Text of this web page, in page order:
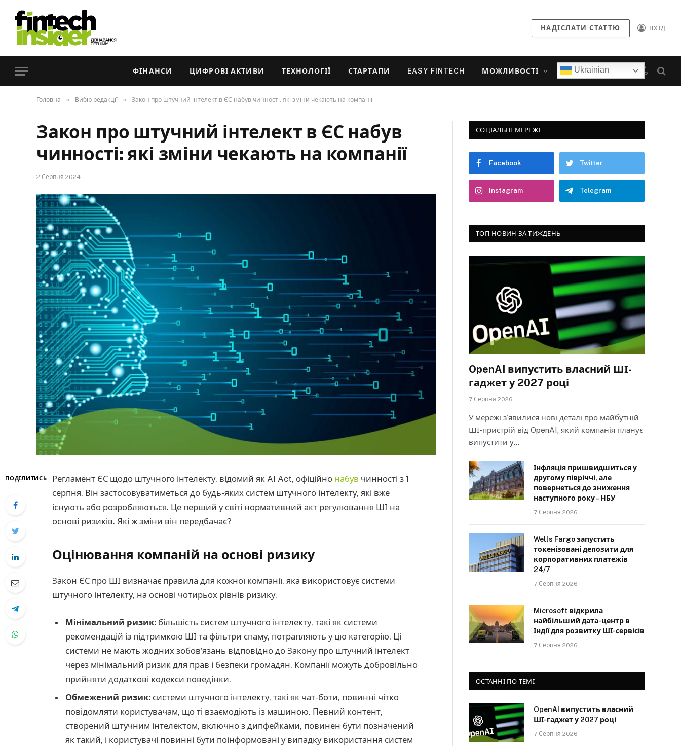
НАДІСЛАТИ СТАТТЮ ВХІД
ФІНАНСИ ЦИФРОВІ АКТИВИ ТЕХНОЛОГІЇ СТАРТАПИ EASY FINTECH МОЖЛИВОСТІ Ukrainian
Головна » Вибір редакції » Закон про штучний інтелект в ЄС набув чинності: які зміни чекають на компанії
Закон про штучний інтелект в ЄС набув
чинності: які зміни чекають на компанії
2 Серпня 2024
ПОДІЛИТИСЬ Регламент ЄС щодо штучного інтелекту, відомий як AI Act, офіційно набув чинності з 1
серпня. Він застосовуватиметься до будь-яких систем штучного інтелекту, які вже
існують або розробляються. Це перший у світі нормативний акт регулювання ШІ на
основі ризиків. Які ж зміни він передбачає?
Оцінювання компаній на основі ризику
Закон ЄС про ШІ визначає правила для кожної компанії, яка використовує системи
штучного інтелекту, на основі чотирьох рівнів ризику.
Мінімальний ризик: більшість систем штучного інтелекту, такі як системи
рекомендацій із підтримкою ШІ та фільтри спаму, потрапляють у цю категорію. Ці
системи не мають жодних зобов’язань відповідно до Закону про штучний інтелект
через мінімальний ризик для прав і безпеки громадян. Компанії можуть добровільно
прийняти додаткові кодекси поведінки.
Обмежений ризик: системи штучного інтелекту, такі як чат-боти, повинні чітко
повідомляти користувачам, що ті взаємодіють із машиною. Певний контент,
створений штучним інтелектом, включно з дипфейками, повинен бути позначений
як такий, і користувачі повинні бути поінформовані у випадку використання систем
СОЦІАЛЬНІ МЕРЕЖІ
Facebook Twitter
Instagram Telegram
ТОП НОВИН ЗА ТИЖДЕНЬ
OpenAI випустить власний ШІ-
гаджет у 2027 році
7 Серпня 2026
У мережі з’явилися нові деталі про майбутній
ШІ-пристрій від OpenAI, який компанія планує
випустити у…
Інфляція пришвидшиться у
другому півріччі, але
повернеться до зниження
наступного року – НБУ
7 Серпня 2026
Wells Fargo запустить
токенізовані депозити для
корпоративних платежів
24/7
7 Серпня 2026
Microsoft відкрила
найбільший дата-центр в
Індії для розвитку ШІ-сервісів
7 Серпня 2026
ОСТАННІ ПО ТЕМІ
OpenAI випустить власний
ШІ-гаджет у 2027 році
7 Серпня 2026